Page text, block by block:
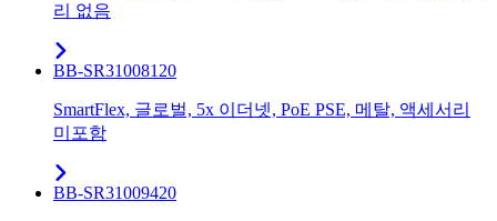
리 없음
BB-SR31008120
SmartFlex, 글로벌, 5x 이더넷, PoE PSE, 메탈, 액세서리
미포함
BB-SR31009420